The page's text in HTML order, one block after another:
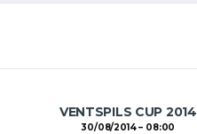
VENTSPILS CUP 2014
30/08/2014 08:00